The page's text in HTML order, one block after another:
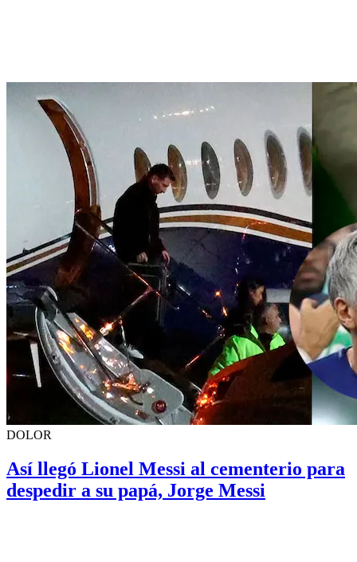
DOLOR
Así llegó Lionel Messi al cementerio para
despedir a su papá, Jorge Messi